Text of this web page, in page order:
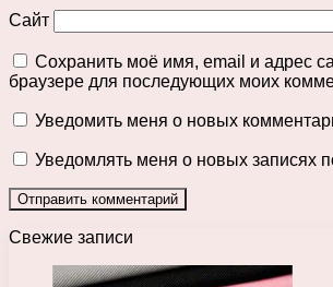
Сайт
Сохранить моё имя, email и адрес
браузере для последующих моих
Уведомить меня о новых
Уведомлять меня о новых записях
Свежие записи